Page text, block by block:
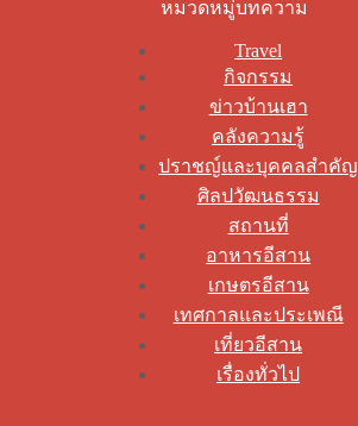
หมวดหมู่บทความ
Travel
กิจกรรม
ข่าวบ้านเฮา
คลังความรู้
ปราชญ์และบุคคลสำคัญ
ศิลปวัฒนธรรม
สถานที่
อาหารอีสาน
เกษตรอีสาน
เทศกาลและประเพณี
เที่ยวอีสาน
เรื่องทั่วไป